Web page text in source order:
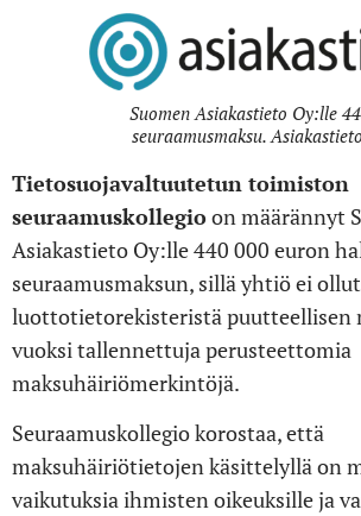
Suomen Asiakastieto Oy:lle
seuraamusmaksu.
Tietosuojavaltuutetun toimiston
seuraamuskollegioon määrännyt
Asiakastieto Oy:lle 440 000 euron
seuraamusmaksun, sillä yhtiö ei
luottotietorekisteristä puutteellisen
vuoksi tallennettuja perusteettomia
maksuhäiriömerkintöjä.
Seuraamuskollegio korostaa, että
maksuhäiriötietojen käsittelyllä on
vaikutuksia ihmisten oikeuksille ja